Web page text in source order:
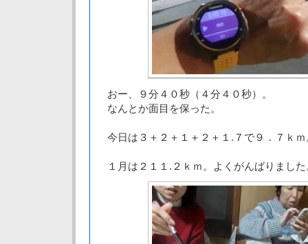
おー、９分４０秒（４分４０秒）。
なんとか面目を保った。
今日は３＋２＋１＋２＋１.７で９．７ｋｍ
１月は２１１.２ｋｍ。よくがんばりました